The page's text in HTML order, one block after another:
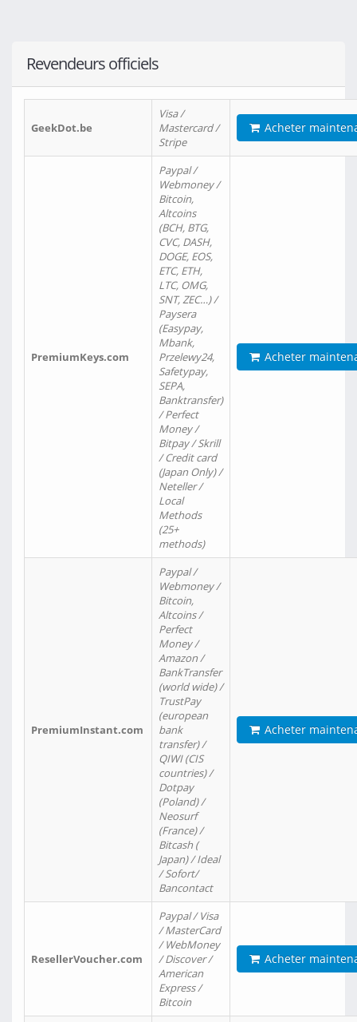
Revendeurs officiels
GeekDot.be
Visa /
Mastercard /
Stripe
Acheter
PremiumKeys.com
Paypal /
Webmoney /
Bitcoin,
Altcoins
(BCH, BTG,
CVC, DASH,
DOGE, EOS,
ETC, ETH,
LTC, OMG,
SNT, ZEC…) /
Paysera
(Easypay,
Mbank,
Przelewy24,
Safetypay,
SEPA,
Banktransfer)
/ Perfect
Money /
Bitpay / Skrill
/ Credit card
(Japan Only) /
Neteller /
Local
Methods
(25+
methods)
Acheter
PremiumInstant.com
Paypal /
Webmoney /
Bitcoin,
Altcoins /
Perfect
Money /
Amazon /
BankTransfer
(world wide) /
TrustPay
(european
bank
transfer) /
QIWI (CIS
countries) /
Dotpay
(Poland) /
Neosurf
(France) /
Bitcash (
Japan) / Ideal
/ Sofort/
Bancontact
Acheter
ResellerVoucher.com
Paypal / Visa
/ MasterCard
/ WebMoney
/ Discover /
American
Express /
Bitcoin
Acheter